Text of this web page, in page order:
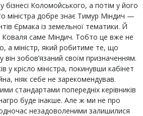
Коломойського, а потім у його
міністра добре знає Тимур Міндич —
Єрмака із земельної тематики. Й
Коваля саме Міндич. Тобто це вже не
а міністр, який робитиме те, що
він зобов’язаний своїм призначенням.
у крісло міністра, покинувши кабінет
ніяк себе не зарекомендував.
стандартами попередніх керівників
буде інакше. Але ж ми не про
незадоволеними залишилися